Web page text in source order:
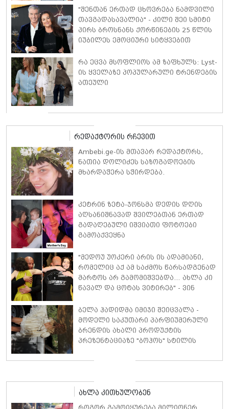
"შენთან ერთად ცხოვრება ნამდვილი
თავგადასავალია" - კილი შეი სმიტი
პირს ბროსნანს ქორწინების 25 წლის
იუბილეს ემოციური სიტყვებით
რა ეცვა მსოფლიოს ამ ზაფხულს: Lyst-
ის ყველაზე პოპულარული ტრენდების
ათეული
რედაქტორის რჩევით
Ambebi.ge-ის მთავარ რედაქტორს,
ნათია დოლიძეს საზოგადოების
მხარდაჭერა სჭირდება.
კეტრინ ზეტა-ჯონსმა დედის დღის
აღსანიშნავად შვილებთან ერთად
გადაღებული იშვიათი ფოტოები
გამოაქვეყნა
"მედოუ უოკერი არის ის ადამიანი,
რომელიც აქ ამ საძმოს წარსადგენად
მარტოს არ გამომიშვებდა… ახლა კი
წავალ და ცოტას ვიტირებ" - ვინ
პოლ უოკერის ქალიშვილს ემოციური
სიტყვებით მიმართავს
ბელა ჰადიდმა იმიჯი შეიცვალა -
მოდელი საკუთარი პარფიუმერული
ბრენდის ახალი პროდუქტის
პრეზენტაციაზე "ბოჰოს" სტილის
მინიკაბით გამოჩნდა
ახლა კითხულობენ